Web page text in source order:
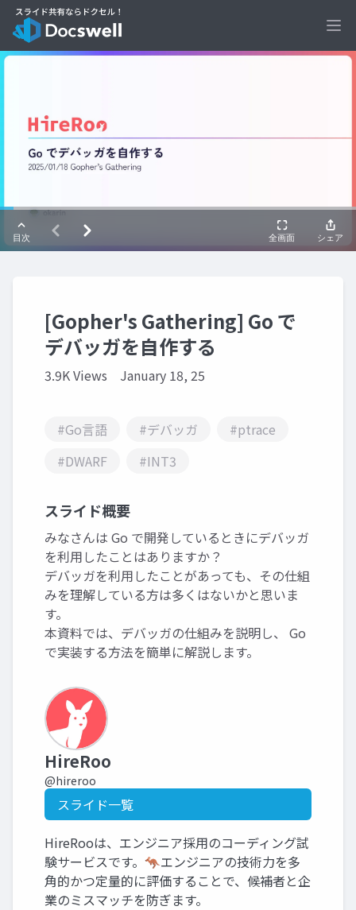
[Gopher's Gathering] Go で
デバッガを自作する
3.9K Views January 18, 25
#Go言語 #デバッガ
#ptrace
#DWARF
#INT3
スライド概要
みなさんは Go で開発しているときにデバッガ
を利用したことはありますか？
デバッガを利用したことがあっても、その仕組
みを理解している方は多くはないかと思いま
す。
本資料では、デバッガの仕組みを説明し、 Go
で実装する方法を簡単に解説します。
HireRoo
@hireroo
スライド一覧
HireRooは、エンジニア採用のコーディング試
験サービスです。🦘エンジニアの技術力を多
角的かつ定量的に評価することで、候補者と企
業のミスマッチを防ぎます。